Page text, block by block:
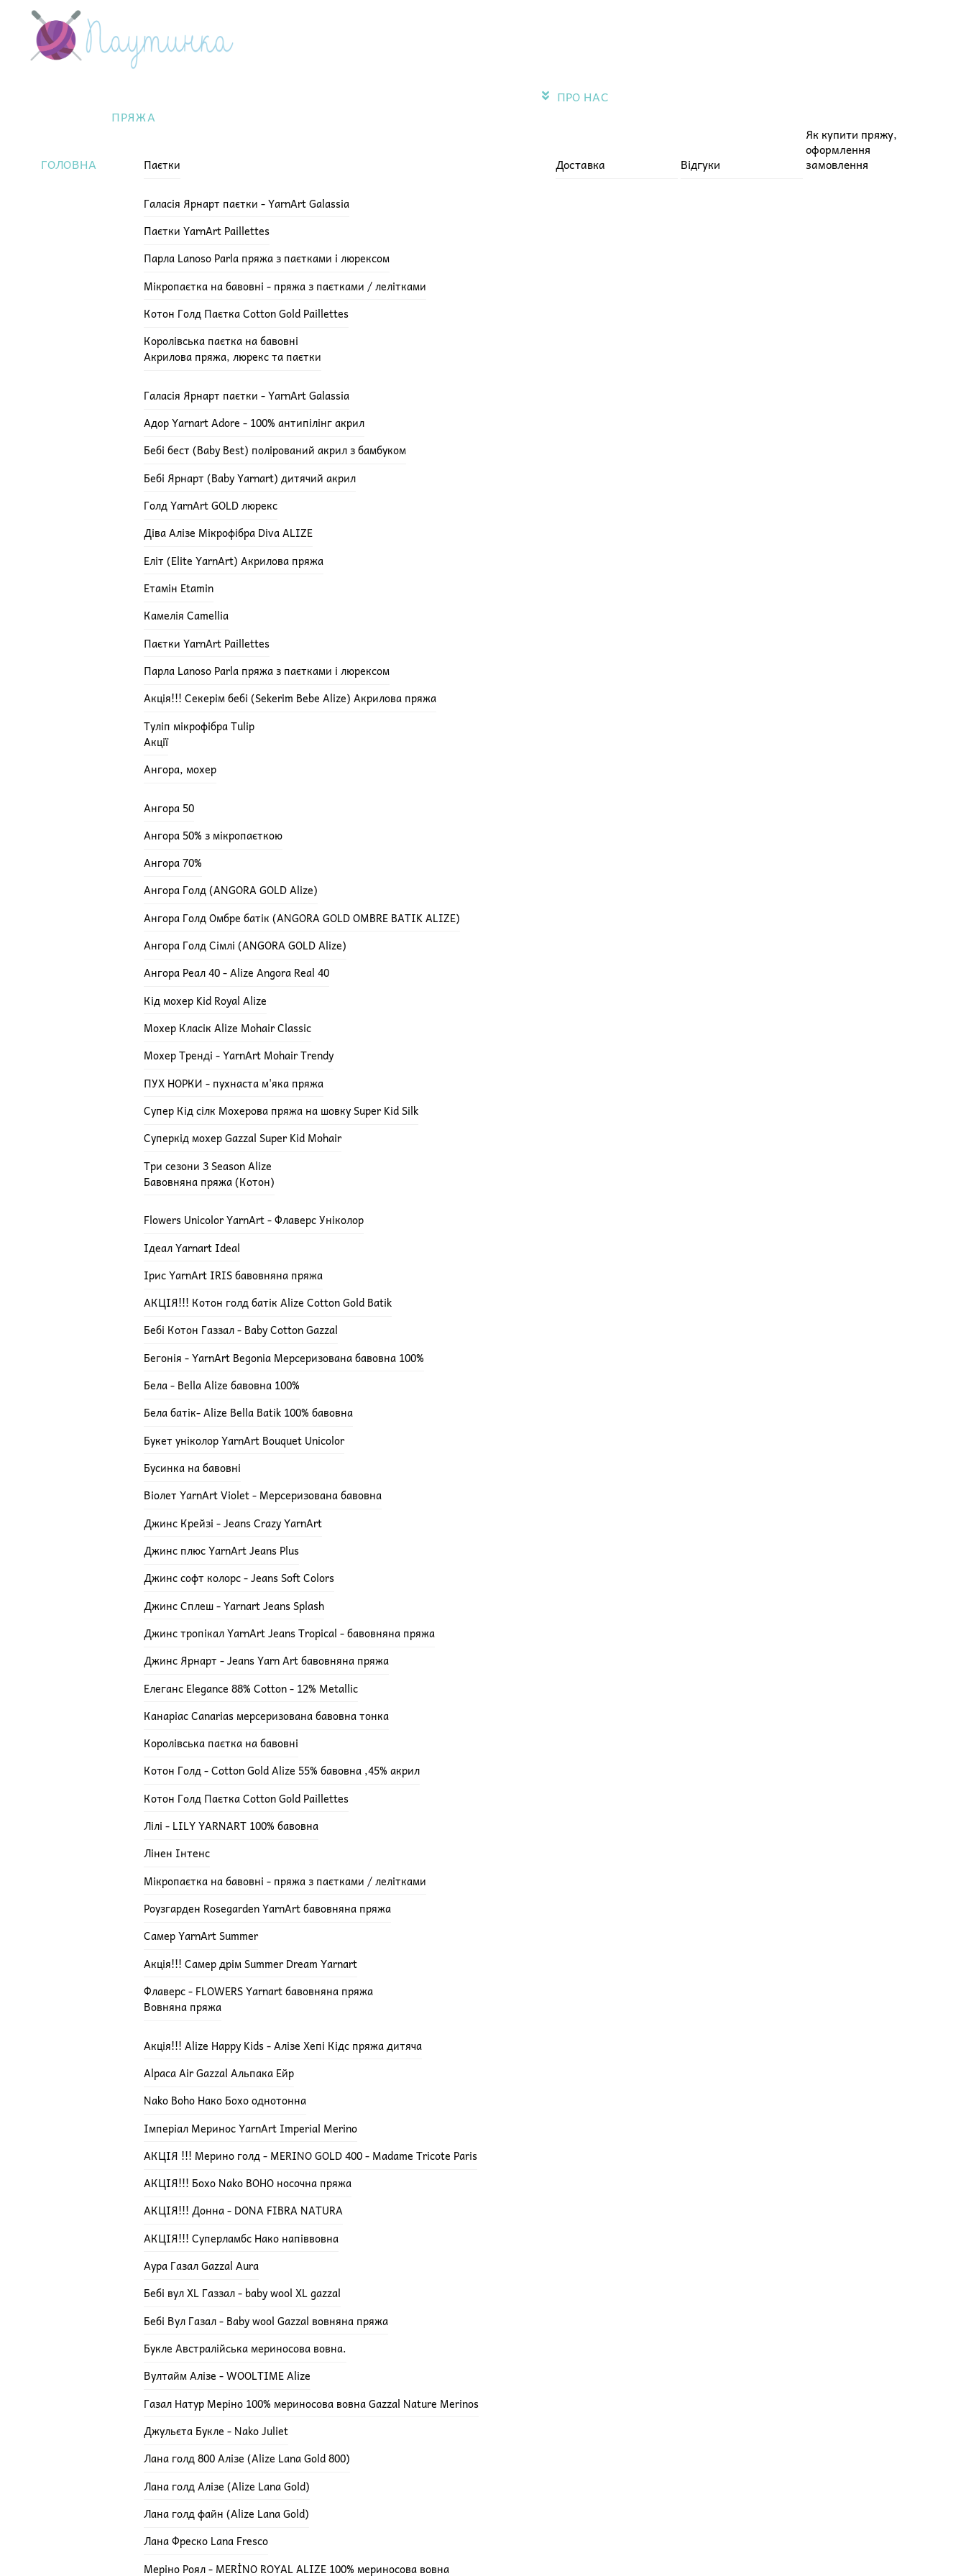
content
Menu
ГОЛОВНА
ПРЯЖА
Паєтки
Галасія Ярнарт паєтки - YarnArt Galassia
Паєтки YarnArt Paillettes
Парла Lanoso Parla пряжа з паєтками і люрексом
Мікропаєтка на бавовні - пряжа з паєтками / лелітками
Котон Голд Паєтка Cotton Gold Paillettes
Королівська паєтка на бавовні
Акрилова пряжа, люрекс та паєтки
Галасія Ярнарт паєтки - YarnArt Galassia
Адор Yarnart Adore - 100% антипілінг акрил
Бебі бест (Baby Best) полірований акрил з бамбуком
Бебі Ярнарт (Baby Yarnart) дитячий акрил
Голд YarnArt GOLD люрекс
Діва Алізе Мікрофібра Diva ALIZE
Еліт (Elite YarnArt) Акрилова пряжа
Етамін Etamin
Камелія Camellia
Паєтки YarnArt Paillettes
Парла Lanoso Parla пряжа з паєтками і люрексом
Акція!!! Секерім бебі (Sekerim Bebe Alize) Акрилова пряжа
Туліп мікрофібра Tulip
Акції
Ангора, мохер
Ангора 50
Ангора 50% з мікропаєткою
Ангора 70%
Ангора Голд (ANGORA GOLD Alize)
Ангора Голд Омбре батік (ANGORA GOLD OMBRE BATIK ALIZE)
Ангора Голд Сімлі (ANGORA GOLD Alize)
Ангора Реал 40 - Alize Angora Real 40
Кід мохер Kid Royal Alize
Мохер Класік Alize Mohair Classic
Мохер Тренді - YarnArt Mohair Trendy
ПУХ НОРКИ - пухнаста м'яка пряжа
Супер Кід сілк Мохерова пряжа на шовку Super Kid Silk
Суперкід мохер Gazzal Super Kid Mohair
Три сезони 3 Season Alize
Бавовняна пряжа (Котон)
Flowers Unicolor YarnArt - Флаверс Уніколор
Ідеал Yarnart Ideal
Ірис YarnArt IRIS бавовняна пряжа
АКЦІЯ!!! Котон голд батік Alize Cotton Gold Batik
Бебі Котон Газзал - Baby Cotton Gazzal
Бегонія - YarnArt Begonia Мерсеризована бавовна 100%
Бела - Bella Alize бавовна 100%
Бела батік- Alize Bella Batik 100% бавовна
Букет уніколор YarnArt Bouquet Unicolor
Бусинка на бавовні
Віолет YarnArt Violet - Мерсеризована бавовна
Джинс Крейзі - Jeans Crazy YarnArt
Джинс плюс YarnArt Jeans Plus
Джинс софт колорс - Jeans Soft Colors
Джинс Сплеш - Yarnart Jeans Splash
Джинс тропікал YarnArt Jeans Tropical - бавовняна пряжа
Джинс Ярнарт - Jeans Yarn Art бавовняна пряжа
Елеганс Elegance 88% Cotton - 12% Metallic
Канаріас Canarias мерсеризована бавовна тонка
Королівська паєтка на бавовні
Котон Голд - Cotton Gold Alize 55% бавовна ,45% акрил
Котон Голд Паєтка Cotton Gold Paillettes
Лілі - LILY YARNART 100% бавовна
Лінен Інтенс
Мікропаєтка на бавовні - пряжа з паєтками / лелітками
Роузгарден Rosegarden YarnArt бавовняна пряжа
Самер YarnArt Summer
Акція!!! Самер дрім Summer Dream Yarnart
Флаверс - FLOWERS Yarnart бавовняна пряжа
Вовняна пряжа
Акція!!! Alize Happy Kids - Алізе Хепі Кідс пряжа дитяча
Alpaca Air Gazzal Альпака Ейр
Nako Boho Нако Бохо однотонна
Імперіал Меринос YarnArt Imperial Merino
АКЦІЯ !!! Мерино голд - MERINO GOLD 400 - Madame Tricote Paris
АКЦІЯ!!! Бохо Nako BOHO носочна пряжа
АКЦІЯ!!! Донна - DONA FIBRA NATURA
АКЦІЯ!!! Суперламбс Нако напіввовна
Аура Газал Gazzal Aura
Бебі вул XL Газзал - baby wool XL gazzal
Бебі Вул Газал - Baby wool Gazzal вовняна пряжа
Букле Австралійська мериносова вовна.
Вултайм Алізе - WOOLTIME Alize
Газал Натур Меріно 100% мериносова вовна Gazzal Nature Merinos
Джульєта Букле - Nako Juliet
Лана голд 800 Алізе (Alize Lana Gold 800)
Лана голд Алізе (Alize Lana Gold)
Лана голд файн (Alize Lana Gold)
Лана Фреско Lana Fresco
Меріно Роял - MERİNO ROYAL ALIZE 100% мериносова вовна
ПРО НАС
Доставка Відгуки
Як купити пряжу,
оформлення
замовлення